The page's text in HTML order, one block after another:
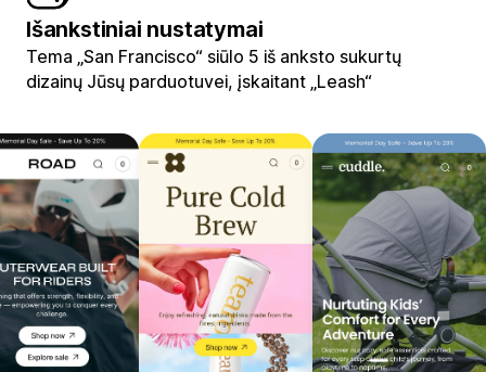
Išankstiniai nustatymai
Tema „San Francisco“ siūlo 5 iš anksto sukurtų
dizainų Jūsų parduotuvei, įskaitant „Leash“